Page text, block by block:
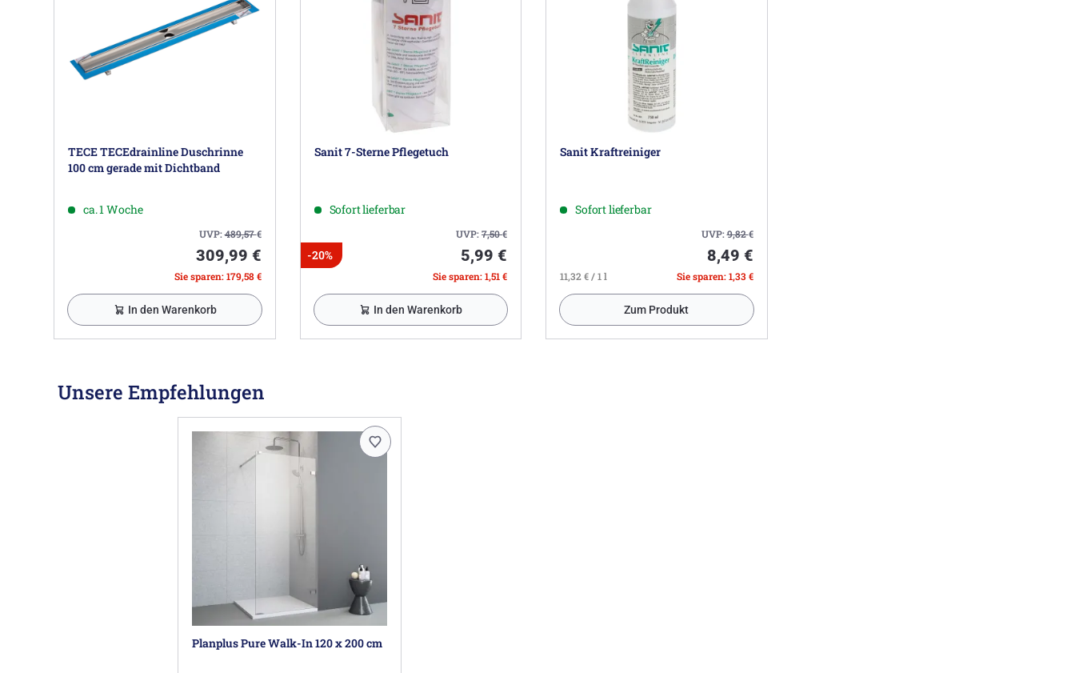
TECE TECEdrainline Duschrinne
100 cm gerade mit Dichtband
ca. 1 Woche
UVP:489,57€
309,99 €
Sie sparen: 179,58 €
In den Warenkorb
Sanit 7-Sterne Pflegetuch
Sofort lieferbar
UVP:7,50€
-20% 5,99 €
Sie sparen: 1,51 €
In den Warenkorb
Sanit Kraftreiniger
Sofort lieferbar
UVP:9,82€
8,49 €
11,32 € / 1 l Sie sparen: 1,33 €
Zum Produkt
Unsere Empfehlungen
Planplus Pure Walk-In 120 x 200 cm